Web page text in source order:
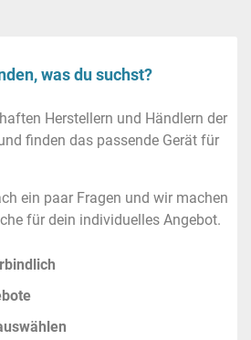
was du suchst?
Herstellern und Händlern der
finden das passende Gerät für
ein paar Fragen und wir machen
für dein individuelles Angebot.